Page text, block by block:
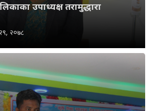
उपाध्यक्ष तरामुद्धारा
२०७८